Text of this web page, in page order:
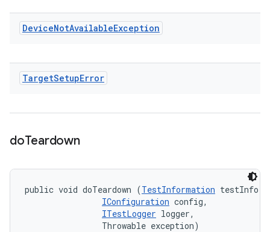
DeviceNotAvailableException
TargetSetupError
doTeardown
public void doTeardown (TestInformation testInfo,
IConfiguration config,
ITestLogger logger,
                Throwable exception)